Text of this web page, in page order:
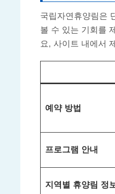
국립자연휴양림은
볼 수 있는 기회를
요, 사이트 내에서
예약 방법
프로그램 안내
지역별 휴양림 정